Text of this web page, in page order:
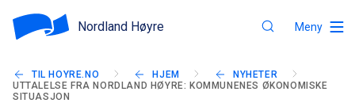
Nordland Høyre Meny
TIL HOYRE.NO HJEM
NYHETER
UTTALELSE FRA NORDLAND HØYRE: KOMMUNENES ØKONOMISKE
SITUASJON